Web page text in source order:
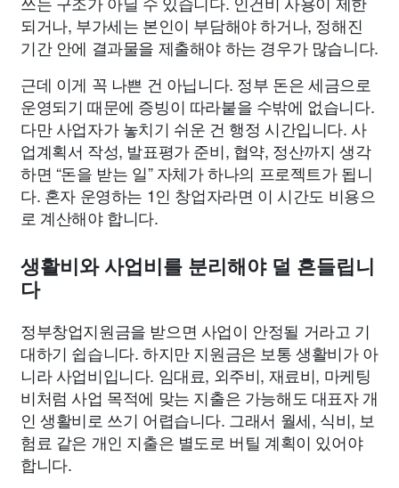
되거나, 부가세는 본인이 부담해야 하거나, 정해진
기간 안에 결과물을 제출해야 하는 경우가 많습니다.
근데 이게 꼭 나쁜 건 아닙니다. 정부 돈은 세금으로
운영되기 때문에 증빙이 따라붙을 수밖에 없습니다.
다만 사업자가 놓치기 쉬운 건 행정 시간입니다. 사
업계획서 작성, 발표평가 준비, 협약, 정산까지 생각
하면 “돈을 받는 일” 자체가 하나의 프로젝트가 됩니
다. 혼자 운영하는 1인 창업자라면 이 시간도 비용으
로 계산해야 합니다.
생활비와 사업비를 분리해야 덜 흔들립니
다
정부창업지원금을 받으면 사업이 안정될 거라고 기
대하기 쉽습니다. 하지만 지원금은 보통 생활비가 아
니라 사업비입니다. 임대료, 외주비, 재료비, 마케팅
비처럼 사업 목적에 맞는 지출은 가능해도 대표자 개
인 생활비로 쓰기 어렵습니다. 그래서 월세, 식비, 보
험료 같은 개인 지출은 별도로 버틸 계획이 있어야
합니다.